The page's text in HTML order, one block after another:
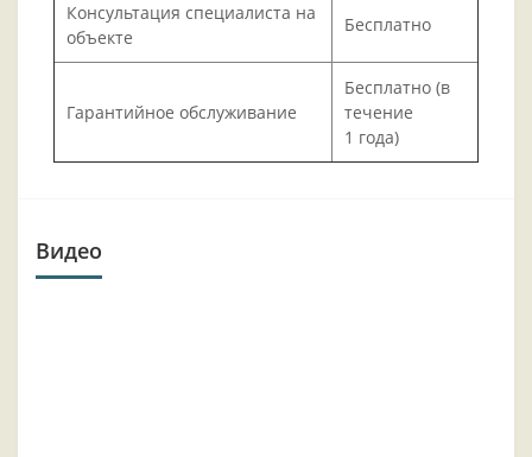
Консультация специалиста на
объекте
Бесплатно
Гарантийное обслуживание
Бесплатно (в
течение
1 года)
Видео